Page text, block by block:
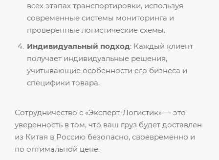
всех этапах транспортировки, используя
современные системы мониторинга и
проверенные логистические схемы.
Индивидуальный подход: Каждый клиент
получает индивидуальные решения,
учитывающие особенности его бизнеса и
специфики товара.
Сотрудничество с «Эксперт-Логистик» — это
уверенность в том, что ваш груз будет доставлен
из Китая в Россию безопасно, своевременно и
по оптимальной цене.